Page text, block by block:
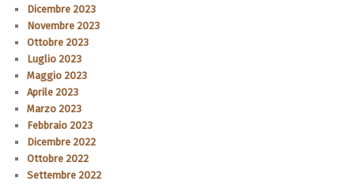
Dicembre 2023
Novembre 2023
Ottobre 2023
Luglio 2023
Maggio 2023
Aprile 2023
Marzo 2023
Febbraio 2023
Dicembre 2022
Ottobre 2022
Settembre 2022